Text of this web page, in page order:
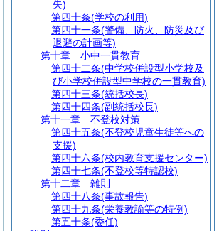
失)
第四十条(学校の利用)
第四十一条(警備、防火、防災及び
退避の計画等)
第十章
小中一貫教育
第四十二条(中学校併設型小学校及
び小学校併設型中学校の一貫教育)
第四十三条(統括校長)
第四十四条(副統括校長)
第十一章
不登校対策
第四十五条(不登校児童生徒等への
支援)
第四十六条(校内教育支援センター)
第四十七条(不登校等特認校)
第十二章
雑則
第四十八条(事故報告)
第四十九条(栄養教諭等の特例)
第五十条(委任)